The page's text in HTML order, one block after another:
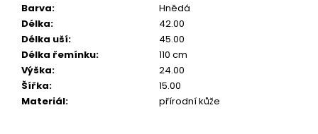
Barva:
Hnědá
Délka:
42.00
Délka uší:
45.00
Délka řemínku:
110 cm
Výška:
24.00
Šířka:
15.00
Materiál: přírodní kůže